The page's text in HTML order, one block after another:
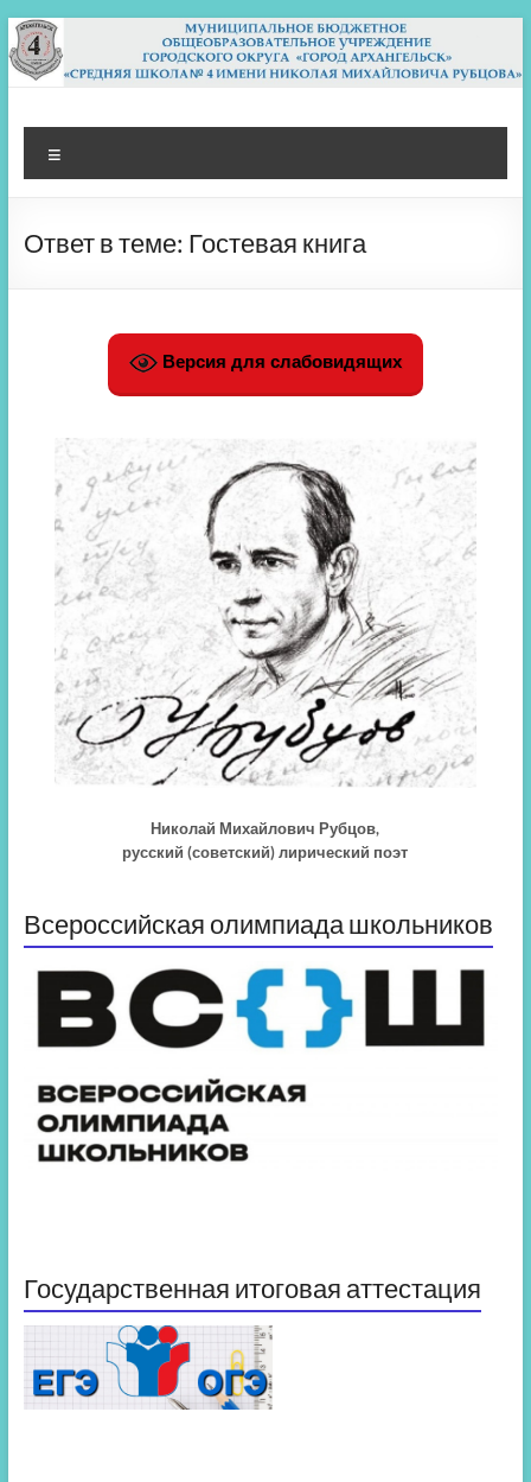
Перейти
к
содержимому
МБОУ СШ 4
Архангельск
Ответ в теме: Гостевая книга
Версия для слабовидящих
Николай Михайлович Рубцов,
русский (советский) лирический поэт
Всероссийская олимпиада школьников
Государственная итоговая аттестация